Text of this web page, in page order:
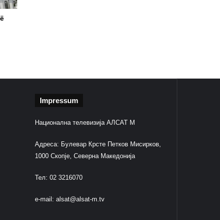
Impressum
Национална телевизија АЛСАТ М
Адреса: Булевар Крсте Петков Мисирков,
1000 Скопје, Северна Македонија
Тел: 02 3216070
e-mail: alsat@alsat-m.tv